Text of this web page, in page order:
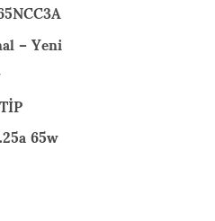
Yeni
65w
65W Orijinal Adaptör Şarj